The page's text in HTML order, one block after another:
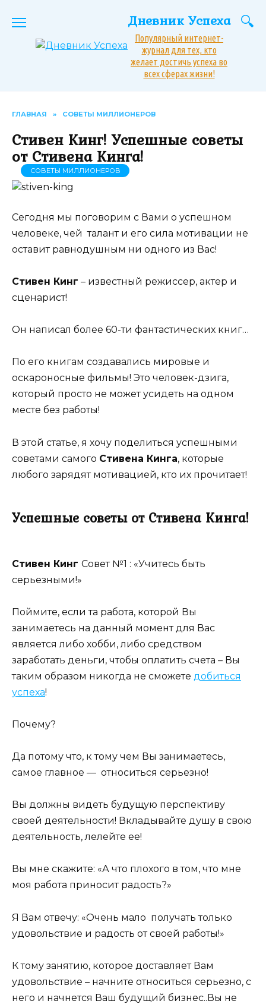
Дневник Успеха
Популярный интернет-
журнал для тех, кто
желает достичь успеха во
всех сферах жизни!
ГЛАВНАЯ » СОВЕТЫ МИЛЛИОНЕРОВ
Стивен Кинг! Успешные советы
от Стивена Кинга!
СОВЕТЫ МИЛЛИОНЕРОВ
Сегодня мы поговорим с Вами о успешном
человеке, чей талант и его сила мотивации не
оставит равнодушным ни одного из Вас!
Стивен Кинг – известный режиссер, актер и
сценарист!
Он написал более 60-ти фантастических книг…
По его книгам создавались мировые и
оскароносные фильмы! Это человек-дзига,
который просто не может усидеть на одном
месте без работы!
В этой статье, я хочу поделиться успешными
советами самого Стивена Кинга, которые
любого зарядят мотивацией, кто их прочитает!
Успешные советы от Стивена Кинга!
Стивен Кинг Совет №1 : «Учитесь быть
серьезными!»
Поймите, если та работа, которой Вы
занимаетесь на данный момент для Вас
является либо хобби, либо средством
заработать деньги, чтобы оплатить счета – Вы
таким образом никогда не сможете добиться
успеха!
Почему?
Да потому что, к тому чем Вы занимаетесь,
самое главное — относиться серьезно!
Вы должны видеть будущую перспективу
своей деятельности! Вкладывайте душу в свою
деятельность, лелейте ее!
Вы мне скажите: «А что плохого в том, что мне
моя работа приносит радость?»
Я Вам отвечу: «Очень мало получать только
удовольствие и радость от своей работы!»
К тому занятию, которое доставляет Вам
удовольствие – начните относиться серьезно, с
него и начнется Ваш будущий бизнес..Вы не